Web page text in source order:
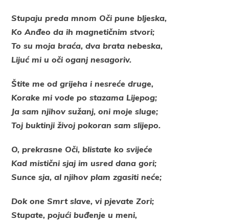
Stupaju preda mnom Oči pune bljeska,
Ko Anđeo da ih magnetičnim stvori;
To su moja braća, dva brata nebeska,
Lijuć mi u oči oganj nesagoriv.
Štite me od grijeha i nesreće druge,
Korake mi vode po stazama Lijepog;
Ja sam njihov sužanj, oni moje sluge;
Toj buktinji živoj pokoran sam slijepo.
O, prekrasne Oči, blistate ko svijeće
Kad mistični sjaj im usred dana gori;
Sunce sja, al njihov plam zgasiti neće;
Dok one Smrt slave, vi pjevate Zori;
Stupate, pojući buđenje u meni,